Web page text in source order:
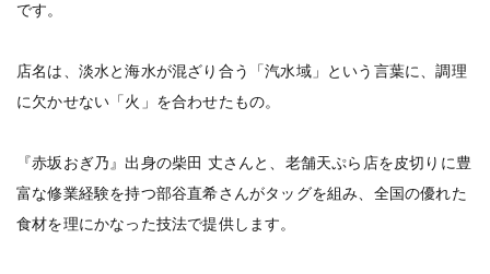
です。
店名は、淡水と海水が混ざり合う「汽水域」という言葉に、調理
に欠かせない「火」を合わせたもの。
『赤坂おぎ乃』出身の柴田 丈さんと、老舗天ぷら店を皮切りに豊
富な修業経験を持つ部谷直希さんがタッグを組み、全国の優れた
食材を理にかなった技法で提供します。